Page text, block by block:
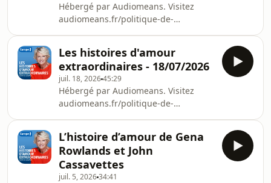
Hébergé par Audiomeans. Visitez
audiomeans.fr/politique-de-
Les histoires d'amour
extraordinaires - 18/07/2026
juil. 18, 202645:29
Hébergé par Audiomeans. Visitez
audiomeans.fr/politique-de-
L’histoire d’amour de Gena
Rowlands et John
Cassavettes
juil. 5, 202634:41